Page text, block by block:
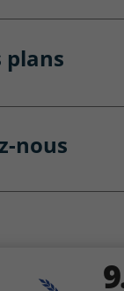
plans
nous